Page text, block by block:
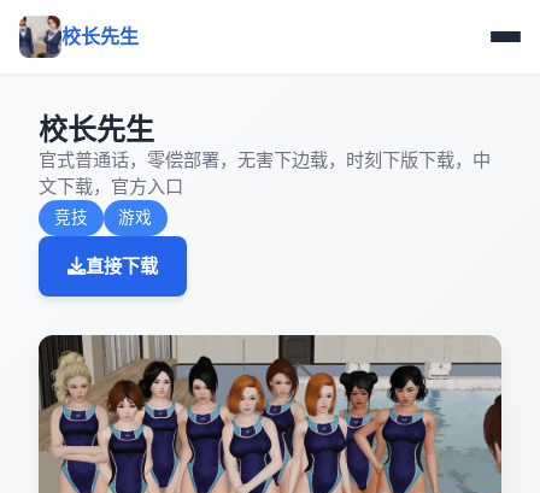
校长先生
校长先生
官式普通话，零偿部署，无害下边载，时刻下版下载，中
文下载，官方入口
竞技 游戏
直接下载